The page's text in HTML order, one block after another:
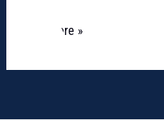
Read More »